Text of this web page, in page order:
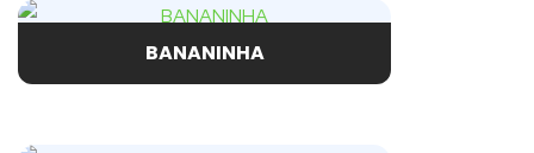
BANANINHA